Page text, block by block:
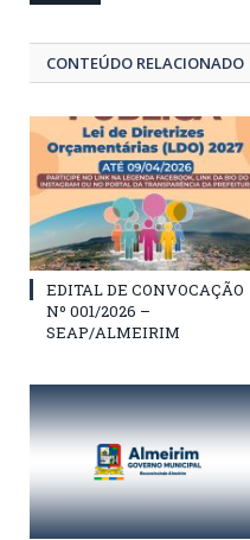
CONTEÚDO RELACIONADO
EDITAL DE CONVOCAÇÃO
Nº 001/2026 –
SEAP/ALMEIRIM